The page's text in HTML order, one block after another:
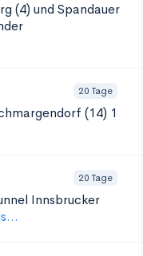
(4) und Spandauer
20 Tage
(14) 1
20 Tage
Innsbrucker